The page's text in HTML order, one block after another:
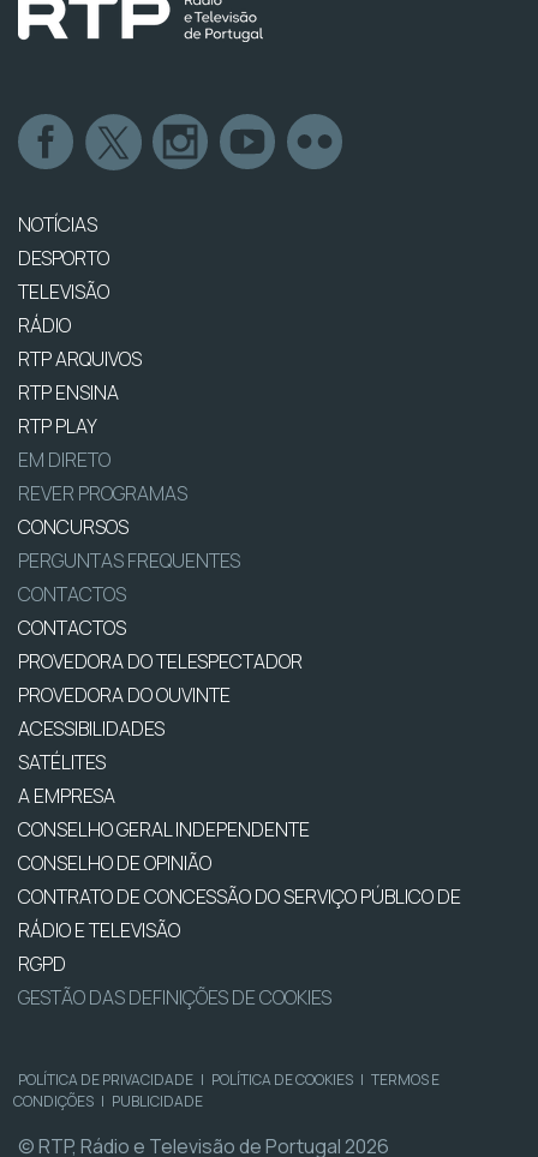
NOTÍCIAS
DESPORTO
TELEVISÃO
RÁDIO
RTP ARQUIVOS
RTP ENSINA
RTP PLAY
EM DIRETO
REVER PROGRAMAS
CONCURSOS
PERGUNTAS FREQUENTES
CONTACTOS
CONTACTOS
PROVEDORA DO TELESPECTADOR
PROVEDORA DO OUVINTE
ACESSIBILIDADES
SATÉLITES
A EMPRESA
CONSELHO GERAL INDEPENDENTE
CONSELHO DE OPINIÃO
CONTRATO DE CONCESSÃO DO SERVIÇO PÚBLICO DE
RÁDIO E TELEVISÃO
RGPD
GESTÃO DAS DEFINIÇÕES DE COOKIES
POLÍTICA DE PRIVACIDADE | POLÍTICA DE COOKIES | TERMOS E
CONDIÇÕES | PUBLICIDADE
© RTP, Rádio e Televisão de Portugal 2026